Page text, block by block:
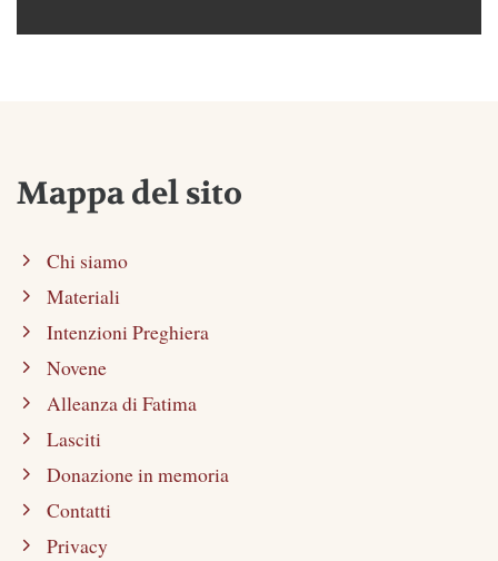
Mappa del sito
Chi siamo
Materiali
Intenzioni Preghiera
Novene
Alleanza di Fatima
Lasciti
Donazione in memoria
Contatti
Privacy